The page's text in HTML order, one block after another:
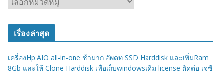
ม
ว
มู่
เรื่องล่าสุด
เครื่องHp AIO all-in-one ช้ามาก อัพดท SSD Harddisk และเพิ่มRam
8Gb และให้ Clone Harddisk เพื่อเก็บwindowsเดิม license ติดต่อ เจซี